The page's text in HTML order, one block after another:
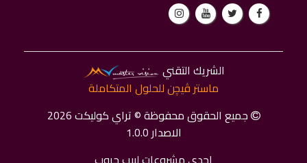
الشريك التقني
ماستر ﭬﻴﭽﻦ للحلول المتكاملة
جميع الحقوق محفوظة © تراي كوليكت 2026
الاصدار 1.0.0